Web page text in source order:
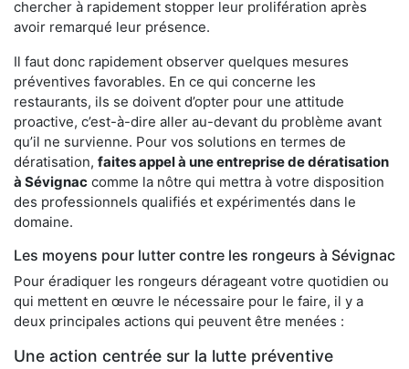
chercher à rapidement stopper leur prolifération après
avoir remarqué leur présence.
Il faut donc rapidement observer quelques mesures
préventives favorables. En ce qui concerne les
restaurants, ils se doivent d’opter pour une attitude
proactive, c’est-à-dire aller au-devant du problème avant
qu’il ne survienne. Pour vos solutions en termes de
dératisation, faites appel à une entreprise de dératisation
à Sévignac comme la nôtre qui mettra à votre disposition
des professionnels qualifiés et expérimentés dans le
domaine.
Les moyens pour lutter contre les rongeurs à Sévignac
Pour éradiquer les rongeurs dérageant votre quotidien ou
qui mettent en œuvre le nécessaire pour le faire, il y a
deux principales actions qui peuvent être menées :
Une action centrée sur la lutte préventive